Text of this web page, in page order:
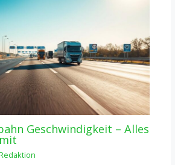
Geschwindigkeit – Alles